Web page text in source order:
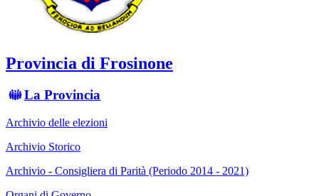
Provincia di Frosinone
La Provincia
Archivio delle elezioni
Archivio Storico
Archivio - Consigliera di Parità (Periodo 2014 - 2021)